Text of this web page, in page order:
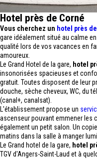
Hotel près de Corné
Vous cherchez un hotel près
gare idéalement situé au calme
qualité lors de vos vacances en
amoureux.
Le Grand Hotel de la gare, hotel
insonorisées spacieuses et
gratuit. Toutes disposent de leur
douche, sèche cheveux, WC, du
(canal+, canalsat).
L'établissement propose un
ascenseur pouvant emmener les
également un petit salon. Un
matins dans la salle à manger
Le Grand hotel de la gare, hotel
TGV d'Angers-Saint-Laud et à